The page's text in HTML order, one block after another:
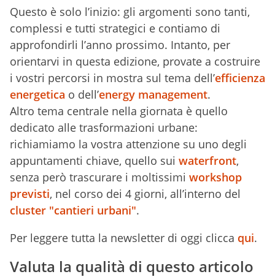
Questo è solo l’inizio: gli argomenti sono tanti,
complessi e tutti strategici e contiamo di
approfondirli l’anno prossimo. Intanto, per
orientarvi in questa edizione, provate a costruire
i vostri percorsi in mostra sul tema dell’efficienza
energetica o dell’energy management.
Altro tema centrale nella giornata è quello
dedicato alle trasformazioni urbane:
richiamiamo la vostra attenzione su uno degli
appuntamenti chiave, quello sui waterfront,
senza però trascurare i moltissimi workshop
previsti, nel corso dei 4 giorni, all’interno del
cluster "cantieri urbani".
Per leggere tutta la newsletter di oggi clicca qui.
Valuta la qualità di questo articolo